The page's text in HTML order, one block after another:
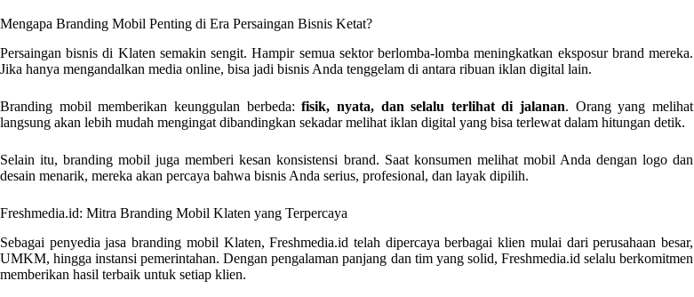
Mengapa Branding Mobil Penting di Era Persaingan Bisnis Ketat?
Persaingan bisnis di Klaten semakin sengit. Hampir semua sektor berlomba-lomba meningkatkan eksposur brand mereka.
Jika hanya mengandalkan media online, bisa jadi bisnis Anda tenggelam di antara ribuan iklan digital lain.
Branding mobil memberikan keunggulan berbeda:fisik, nyata, dan selalu terlihat di jalanan. Orang yang melihat
langsung akan lebih mudah mengingat dibandingkan sekadar melihat iklan digital yang bisa terlewat dalam hitungan detik.
Selain itu, branding mobil juga memberi kesan konsistensi brand. Saat konsumen melihat mobil Anda dengan logo dan
desain menarik, mereka akan percaya bahwa bisnis Anda serius, profesional, dan layak dipilih.
Freshmedia.id: Mitra Branding Mobil Klaten yang Terpercaya
Sebagai penyedia jasa branding mobil Klaten, Freshmedia.id telah dipercaya berbagai klien mulai dari perusahaan besar,
UMKM, hingga instansi pemerintahan. Dengan pengalaman panjang dan tim yang solid, Freshmedia.id selalu berkomitmen
memberikan hasil terbaik untuk setiap klien.